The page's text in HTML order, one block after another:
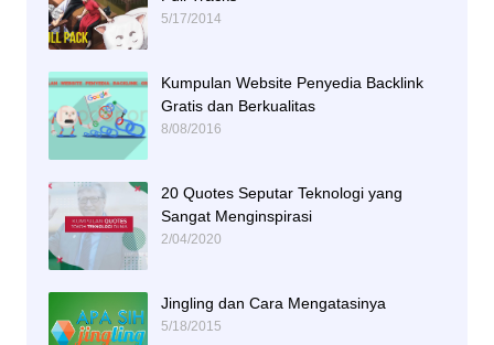
5/17/2014
Kumpulan Website Penyedia Backlink
Gratis dan Berkualitas
8/08/2016
20 Quotes Seputar Teknologi yang
Sangat Menginspirasi
2/04/2020
Jingling dan Cara Mengatasinya
5/18/2015